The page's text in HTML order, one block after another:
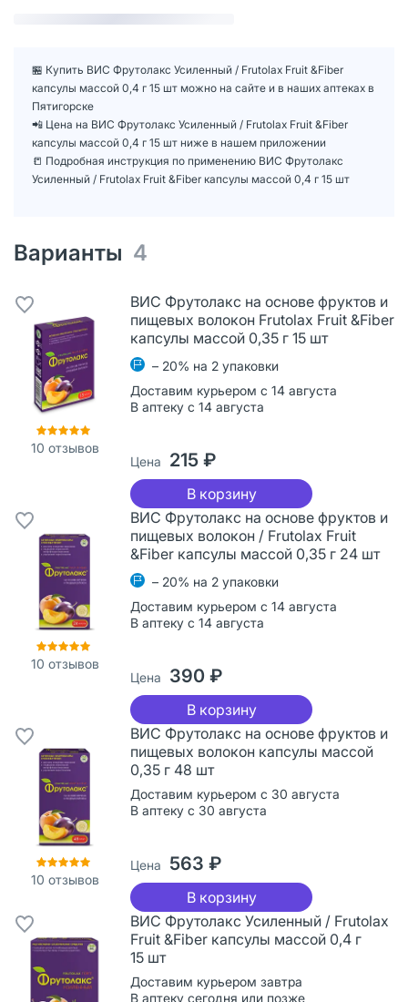
🏪 Купить ВИС Фрутолакс Усиленный / Frutolax Fruit &Fiber
капсулы массой 0,4 г 15 шт можно на сайте и в наших аптеках в
Пятигорске
📲 Цена на ВИС Фрутолакс Усиленный / Frutolax Fruit &Fiber
капсулы массой 0,4 г 15 шт ниже в нашем приложении
📒 Подробная инструкция по применению ВИС Фрутолакс
Усиленный / Frutolax Fruit &Fiber капсулы массой 0,4 г 15 шт
Варианты 4
10 отзывов
ВИС Фрутолакс на основе фруктов и
пищевых волокон Frutolax Fruit &Fiber
капсулы массой 0,35 г 15 шт
– 20% на 2 упаковки
Доставим курьером с 14 августа
В аптеку с 14 августа
Цена 215 ₽
В корзину
10 отзывов
ВИС Фрутолакс на основе фруктов и
пищевых волокон / Frutolax Fruit
&Fiber капсулы массой 0,35 г 24 шт
– 20% на 2 упаковки
Доставим курьером с 14 августа
В аптеку с 14 августа
Цена 390 ₽
В корзину
10 отзывов
ВИС Фрутолакс на основе фруктов и
пищевых волокон капсулы массой
0,35 г 48 шт
Доставим курьером с 30 августа
В аптеку с 30 августа
Цена 563 ₽
В корзину
ВИС Фрутолакс Усиленный / Frutolax
Fruit &Fiber капсулы массой 0,4 г
15 шт
Доставим курьером завтра
В аптеку сегодня или позже